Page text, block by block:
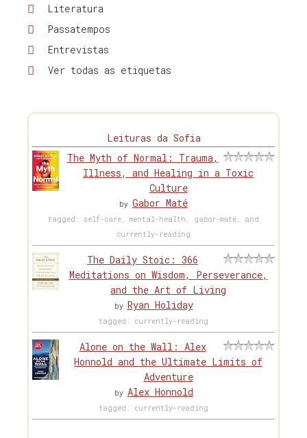
Literatura
Passatempos
Entrevistas
Ver todas as etiquetas
Leituras da Sofia
The Myth of Normal: Trauma,
Illness, and Healing in a Toxic
Culture
by Gabor Maté
tagged: self-care, mental-health, gabor-maté, and
currently-reading
The Daily Stoic: 366
Meditations on Wisdom, Perseverance,
and the Art of Living
by Ryan Holiday
tagged: currently-reading
Alone on the Wall: Alex
Honnold and the Ultimate Limits of
Adventure
by Alex Honnold
tagged: currently-reading